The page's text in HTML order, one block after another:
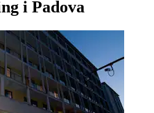
i Padova